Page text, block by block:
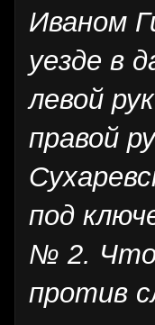
Иваном
уезде в
левой
правой
под
№ 2. Что
против